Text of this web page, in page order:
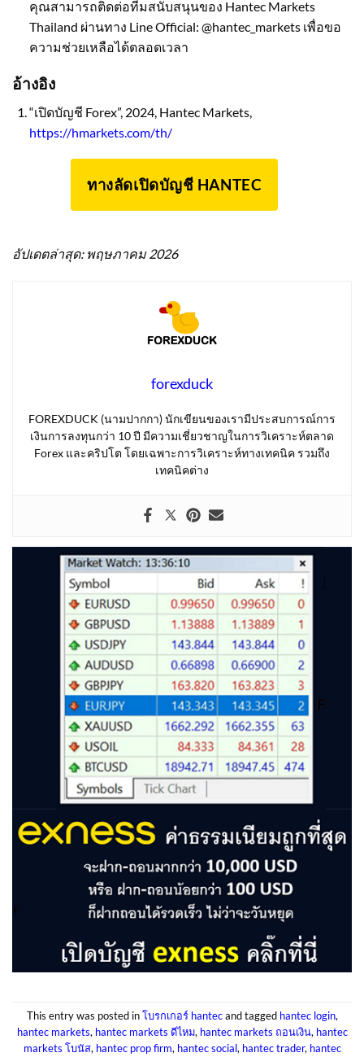
คุณสามารถติดต่อทีมสนับสนุนของ Hantec Markets
Thailand ผ่านทาง Line Official: @hantec_markets เพื่อขอ
ความช่วยเหลือได้ตลอดเวลา
อ้างอิง
“เปิดบัญชี Forex”, 2024, Hantec Markets,
https://hmarkets.com/th/
ทางลัดเปิดบัญชี HANTEC
อัปเดตล่าสุด: พฤษภาคม 2026
forexduck
FOREXDUCK (นามปากกา) นักเขียนของเรามีประสบการณ์การ
เงินการลงทุนกว่า 10 ปี มีความเชี่ยวชาญในการวิเคราะห์ตลาด
Forex และคริปโต โดยเฉพาะการวิเคราะห์ทางเทคนิค รวมถึง
เทคนิคต่าง
This entry was posted inโบรกเกอร์ hantecand tagged hantec login,
hantec markets, hantec markets ดีไหม, hantec markets ถอนเงิน, hantec
markets โบนัส, hantec prop firm, hantec social, hantec trader, hantec